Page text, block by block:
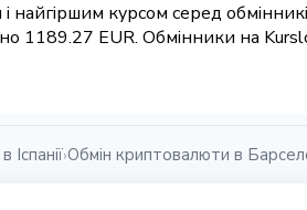
найгіршим курсом серед
1189.27 EUR. Обмінники на
›Обмін криптовалюти в